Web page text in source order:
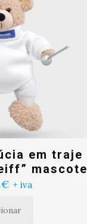
em traje
mascote
€ + iva